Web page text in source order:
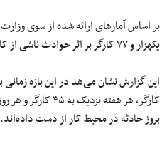
یکهزار و ۷۷ کارگر بر اثر حوادث ناشی از کار جان خود را از دست داده‌اند.
بروز حادثه در محیط کار از دست داده‌اند.